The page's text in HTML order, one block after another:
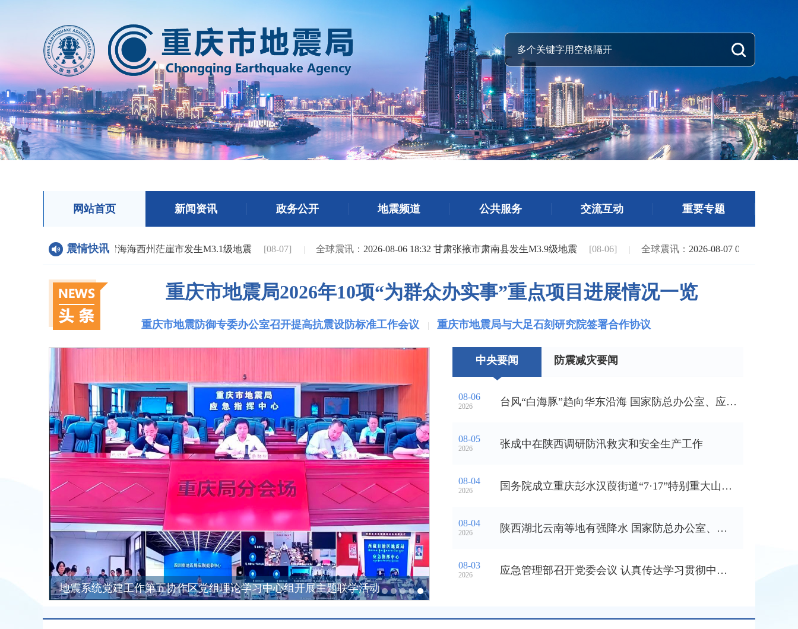
网站首页 新闻资讯 政务公开 地震频道 公共服务 交流互动 重要专题
震情快讯
2026-08-07 06:20 青海海西州茫崖市发生M3.1级地震 [08-07] 全球震讯：2026-08-06 18:32 甘肃张掖市肃南县发生M3.9级地震 [08-06] 全球震讯：2026-08-07 06:20 青海海西
重庆市地震局2026年10项“为群众办实事”重点项目进展情况一览
重庆市地震防御专委办公室召开提高抗震设防标准工作会议 重庆市地震局与大足石刻研究院签署合作协议
地震系统党建工作第五协作区党组理论学习中心组开展主题联学活动
中央要闻 防震减灾要闻
08-06
2026 台风“白海豚”趋向华东沿海 国家防总办公室、应急管理部会商部署防汛防台风工作
08-05
2026 张成中在陕西调研防汛救灾和安全生产工作
08-04
2026 国务院成立重庆彭水汉葭街道“7·17”特别重大山体崩塌灾害调查评估组
08-04
2026 陕西湖北云南等地有强降水 国家防总办公室、应急管理部滚动会商调度
08-03
2026 应急管理部召开党委会议 认真传达学习贯彻中央政治局会议精神和习近平总书记重要讲话、重要指示精神